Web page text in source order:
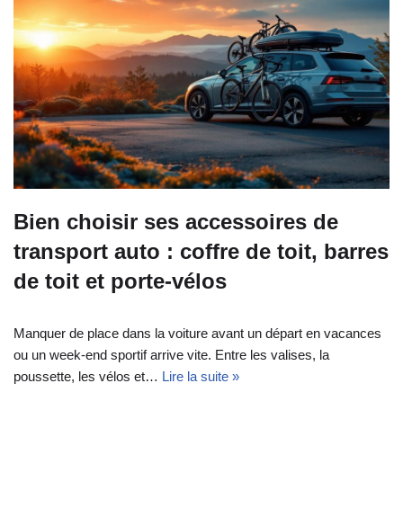
Bien choisir ses accessoires de
transport auto : coffre de toit, barres
de toit et porte-vélos
Manquer de place dans la voiture avant un départ en vacances
ou un week‑end sportif arrive vite. Entre les valises, la
poussette, les vélos et… Lire la suite »